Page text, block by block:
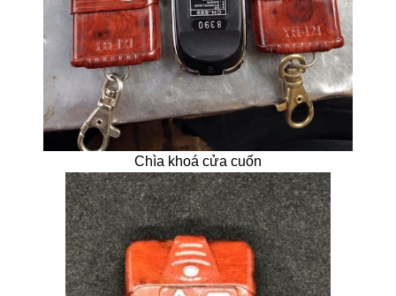
Chìa khoá cửa cuốn